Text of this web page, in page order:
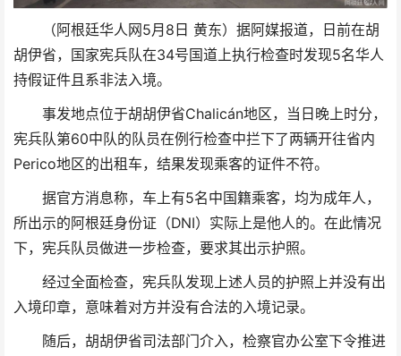
（阿根廷华人网5月8日 黄东）据阿媒报道，日前在胡
胡伊省，国家宪兵队在34号国道上执行检查时发现5名华人
持假证件且系非法入境。
事发地点位于胡胡伊省Chalicán地区，当日晚上时分，
宪兵队第60中队的队员在例行检查中拦下了两辆开往省内
Perico地区的出租车，结果发现乘客的证件不符。
据官方消息称，车上有5名中国籍乘客，均为成年人，
所出示的阿根廷身份证（DNI）实际上是他人的。在此情况
下，宪兵队员做进一步检查，要求其出示护照。
经过全面检查，宪兵队发现上述人员的护照上并没有出
入境印章，意味着对方并没有合法的入境记录。
随后，胡胡伊省司法部门介入，检察官办公室下令推进